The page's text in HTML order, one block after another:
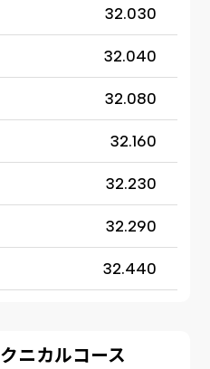
32.030
32.040
32.080
32.160
32.230
32.290
32.440
ニカルコース